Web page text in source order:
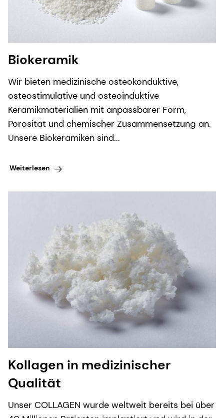
Biokeramik
Wir bieten medizinische osteokonduktive,
osteostimulative und osteoinduktive
Keramikmaterialien mit anpassbarer Form,
Porosität und chemischer Zusammensetzung an.
Unsere Biokeramiken sind...
Weiterlesen
Kollagen in medizinischer
Qualität
Unser COLLAGEN wurde weltweit bereits bei über